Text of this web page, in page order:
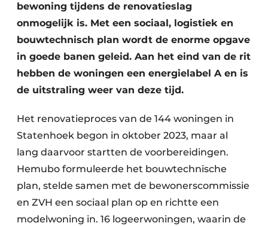
bewoning tijdens de renovatieslag
onmogelijk is. Met een sociaal, logistiek en
bouwtechnisch plan wordt de enorme opgave
in goede banen geleid. Aan het eind van de rit
hebben de woningen een energielabel A en is
de uitstraling weer van deze tijd.
Het renovatieproces van de 144 woningen in
Statenhoek begon in oktober 2023, maar al
lang daarvoor startten de voorbereidingen.
Hemubo formuleerde het bouwtechnische
plan, stelde samen met de bewonerscommissie
en ZVH een sociaal plan op en richtte een
modelwoning in. 16 logeerwoningen, waarin de